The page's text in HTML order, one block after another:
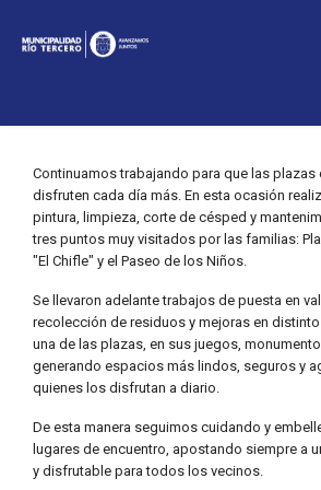
Continuamos trabajando para que las plazas
disfruten cada día más. En esta ocasión
pintura, limpieza, corte de césped y
tres puntos muy visitados por las familias:
"El Chifle" y el Paseo de los Niños.
Se llevaron adelante trabajos de puesta en
recolección de residuos y mejoras en
una de las plazas, en sus juegos,
generando espacios más lindos, seguros y
quienes los disfrutan a diario.
De esta manera seguimos cuidando y
lugares de encuentro, apostando siempre a
y disfrutable para todos los vecinos.